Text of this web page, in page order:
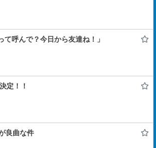
呼んで？今日から友達ね！」
定！！
良曲な件